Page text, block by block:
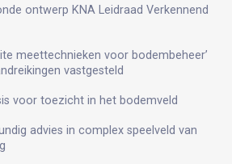
ontwerp KNA Leidraad Verkennend
meettechnieken voor bodembeheer’
vastgesteld
voor toezicht in het bodemveld
advies in complex speelveld van